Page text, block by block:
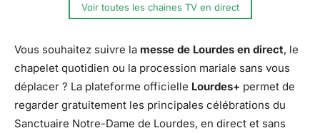
Voir toutes les chaines TV en direct
Vous souhaitez suivre la messe de Lourdes en direct, le
chapelet quotidien ou la procession mariale sans vous
déplacer ? La plateforme officielle Lourdes+ permet de
regarder gratuitement les principales célébrations du
Sanctuaire Notre-Dame de Lourdes, en direct et sans